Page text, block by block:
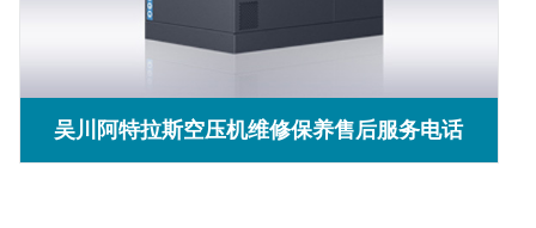
吴川阿特拉斯空压机维修保养售后服务电话